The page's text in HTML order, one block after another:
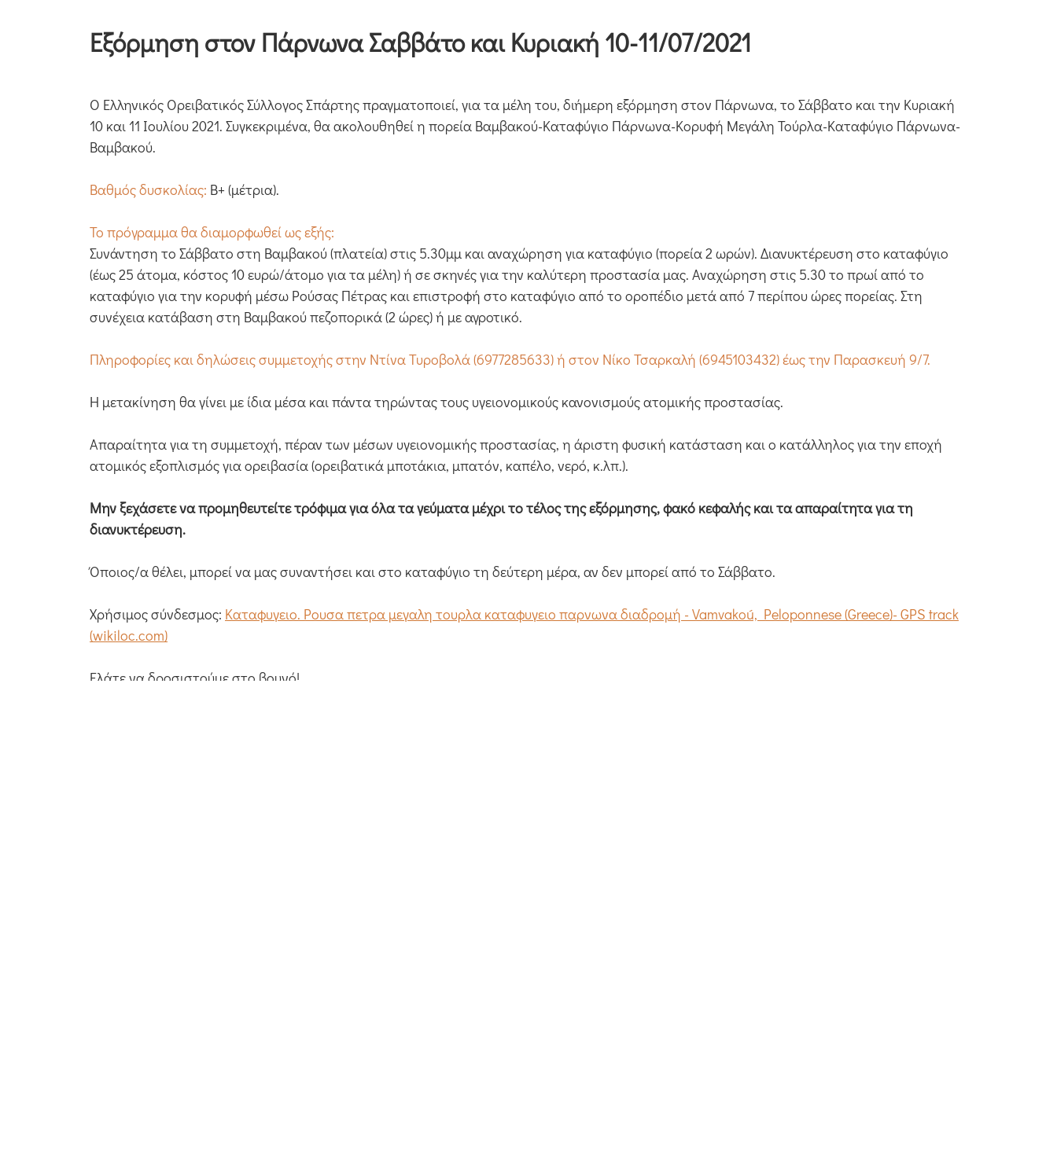
Εξόρμηση στον Πάρνωνα Σαββάτο και Κυριακή 10-11/07/2021
Ο Ελληνικός Ορειβατικός Σύλλογος Σπάρτης πραγματοποιεί, για τα μέλη του, διήμερη εξόρμηση στον Πάρνωνα, το Σάββατο και την Κυριακή
10 και 11 Ιουλίου 2021. Συγκεκριμένα, θα ακολουθηθεί η πορεία Βαμβακού-Καταφύγιο Πάρνωνα-Κορυφή Μεγάλη Τούρλα-Καταφύγιο Πάρνωνα-
Βαμβακού.
Βαθμός δυσκολίας: Β+ (μέτρια).
Το πρόγραμμα θα διαμορφωθεί ως εξής:
Συνάντηση το Σάββατο στη Βαμβακού (πλατεία) στις 5.30μμ και αναχώρηση για καταφύγιο (πορεία 2 ωρών). Διανυκτέρευση στο καταφύγιο
(έως 25 άτομα, κόστος 10 ευρώ/άτομο για τα μέλη) ή σε σκηνές για την καλύτερη προστασία μας. Αναχώρηση στις 5.30 το πρωί από το
καταφύγιο για την κορυφή μέσω Ρούσας Πέτρας και επιστροφή στο καταφύγιο από το οροπέδιο μετά από 7 περίπου ώρες πορείας. Στη
συνέχεια κατάβαση στη Βαμβακού πεζοπορικά (2 ώρες) ή με αγροτικό.
Πληροφορίες και δηλώσεις συμμετοχής στην Ντίνα Τυροβολά (6977285633) ή στον Νίκο Τσαρκαλή (6945103432) έως την Παρασκευή 9/7.
Η μετακίνηση θα γίνει με ίδια μέσα και πάντα τηρώντας τους υγειονομικούς κανονισμούς ατομικής προστασίας.
Απαραίτητα για τη συμμετοχή, πέραν των μέσων υγειονομικής προστασίας, η άριστη φυσική κατάσταση και ο κατάλληλος για την εποχή
ατομικός εξοπλισμός για ορειβασία (ορειβατικά μποτάκια, μπατόν, καπέλο, νερό, κ.λπ.).
Μην ξεχάσετε να προμηθευτείτε τρόφιμα για όλα τα γεύματα μέχρι το τέλος της εξόρμησης, φακό κεφαλής και τα απαραίτητα για τη
διανυκτέρευση.
Όποιος/α θέλει, μπορεί να μας συναντήσει και στο καταφύγιο τη δεύτερη μέρα, αν δεν μπορεί από το Σάββατο.
Χρήσιμος σύνδεσμος: Καταφυγειο. Ρουσα πετρα μεγαλη τουρλα καταφυγειο παρνωνα διαδρομή - Vamvakoú, Peloponnese (Greece)- GPS track
(wikiloc.com)
Ελάτε να δροσιστούμε στο βουνό!